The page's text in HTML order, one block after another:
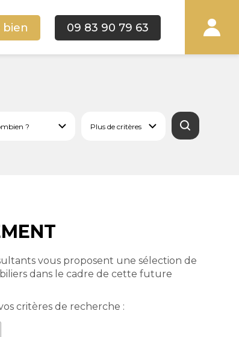
bien 09 83 90 79 63
vous proposent une sélection de
dans le cadre de cette future
critères de recherche :